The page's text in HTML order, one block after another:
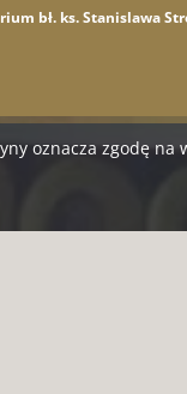
bł. ks. Stanislawa
oznacza zgodę